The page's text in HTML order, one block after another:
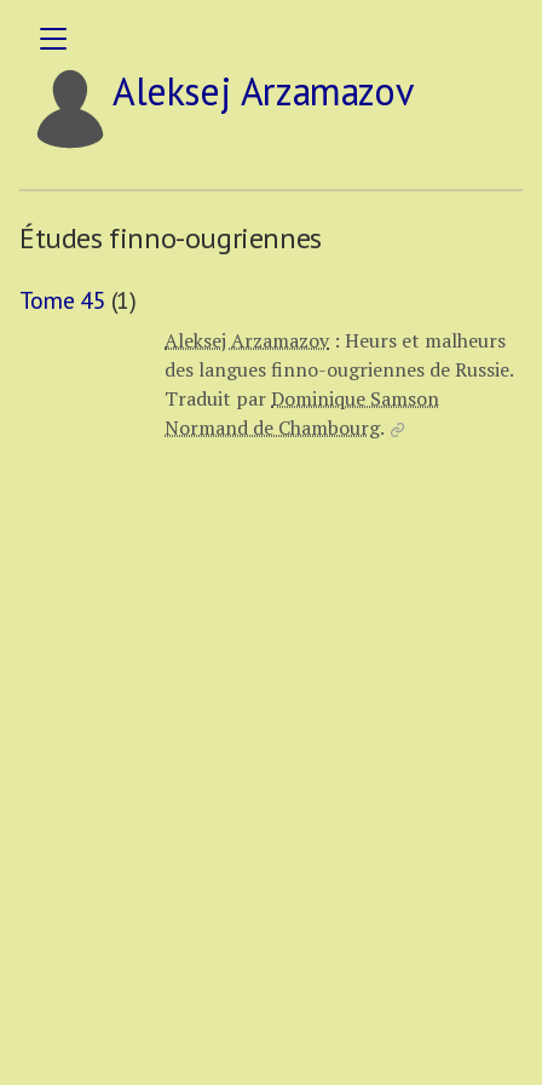
Aleksej Arzamazov
Études finno-ougriennes
Tome 45 (1)
Aleksej Arzamazov : Heurs et malheurs
des langues finno-ougriennes de Russie.
Traduit parDominique Samson
Normand de Chambourg.